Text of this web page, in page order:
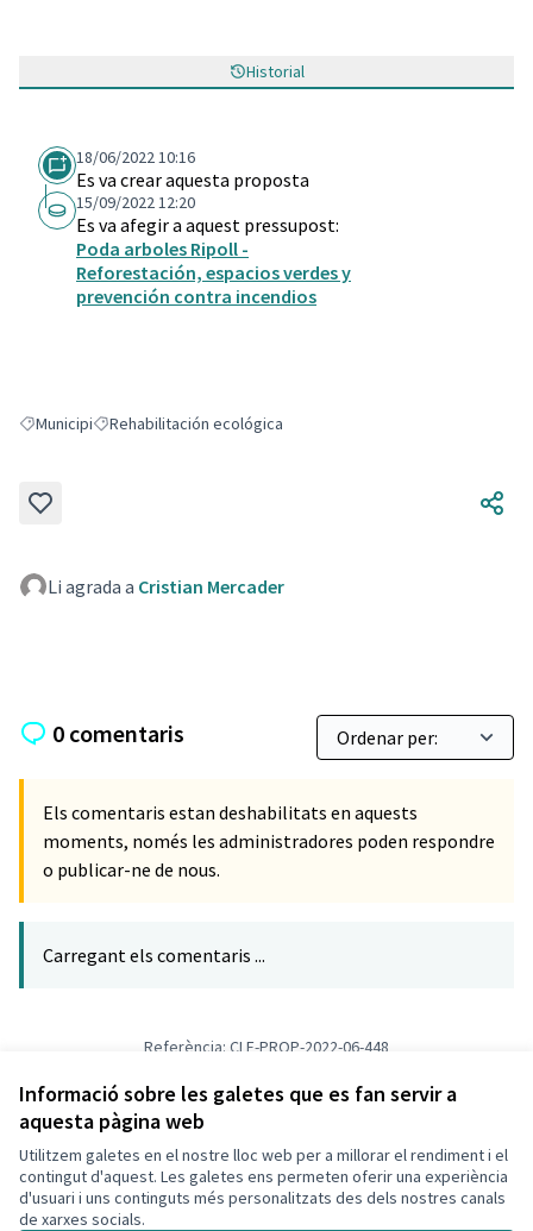
Informació sobre les galetes que es fan servir a
aquesta pàgina web
Utilitzem galetes en el nostre lloc web per a millorar el rendiment i el
contingut d'aquest. Les galetes ens permeten oferir una experiència
d'usuari i uns continguts més personalitzats des dels nostres canals
de xarxes socials.
Historial
18/06/2022 10:16
Es va crear aquesta proposta
15/09/2022 12:20
Es va afegir a aquest pressupost:
Poda arboles Ripoll -
Reforestación, espacios verdes y
prevención contra incendios
Resultats en filtrar per: Municipi
MunicipiResultats en filtrar per: Rehabilitación ecológica
Rehabilitación ecológica
Li agrada a Cristian Mercader
0 comentaris
Els comentaris estan deshabilitats en aquests
moments, només les administradores poden respondre
o publicar-ne de nous.
Carregant els comentaris ...
Referència: CLF-PROP-2022-06-448
Verifica l'empremta digital
Termes i condicions d'ús
Configuració de les galetes
Decidim Calafell a X
Decidim Calafell a Facebook
Decidim Calafell a YouTube
Decidim Calafell a GitHub